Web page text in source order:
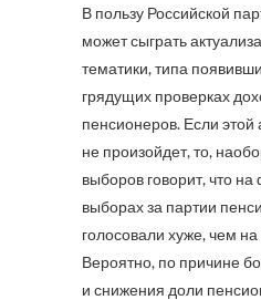
В пользу Российской
может сыграть
тематики, типа
грядущих проверках
пенсионеров. Если этой
не произойдет, то,
выборов говорит, что
выборах за партии
голосовали хуже, чем
Вероятно, по причине
и снижения доли